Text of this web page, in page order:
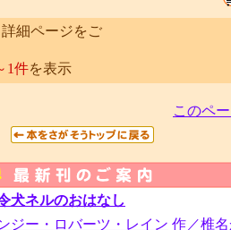
細ページをご
1件を表示
このペ
犬ネルのおはなし
ジー・ロバーツ・レイン 作／椎